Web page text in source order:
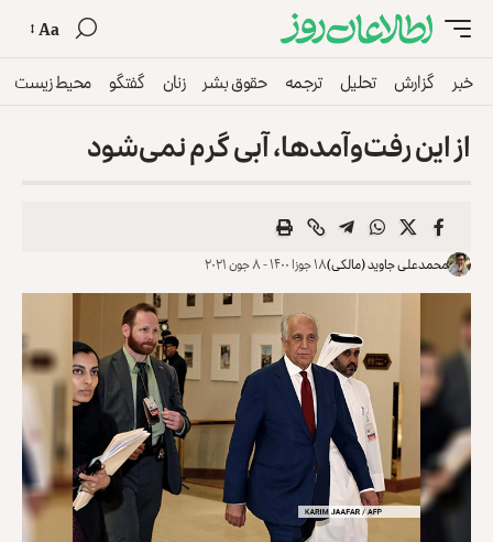
Aa
خبر گزارش تحلیل ترجمه حقوق بشر زنان گفتگو محیط زیست
از این رفت‌وآمدها، آبی گرم نمی‌شود
محمدعلی جاوید (مالکی)۱۸ جوزا ۱۴۰۰ - ۸ جون ۲۰۲۱